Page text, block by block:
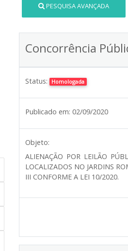
PESQUISA AVANÇADA
Concorrência
Status: Homologada
Publicado em: 02/09/2020
Objeto:
ALIENAÇÃO POR LEILÃO
LOCALIZADOS NO JARDINS
III CONFORME A LEI 10/2020.